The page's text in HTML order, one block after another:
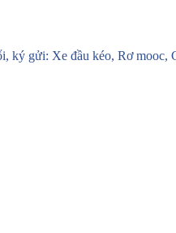
gửi: Xe đầu kéo, Rơ mooc,